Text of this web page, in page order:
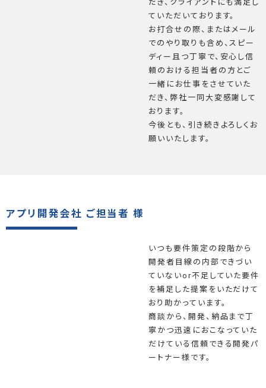
だき、クライアントにも満足し
ていただいております。
お打合せの際、またはメール
でのやり取りも含め、スピー
ディー且つ丁寧で、安心し信
頼のおける担当者の方とご
一緒にお仕事をさせていた
だき、弊社一同大変感謝して
おります。
今後とも、引き続きよろしくお
願いいたします。
アプリ開発会社 ご担当者 様
いつも要件策定の段階から
開発者目線の内部できづい
ていないor不足していた要件
を補足した提案をいただけて
おり助かっています。
商談から、開発、納品まで丁
寧かつ迅速におこなっていた
だけている信頼できる開発パ
ートナー様です。